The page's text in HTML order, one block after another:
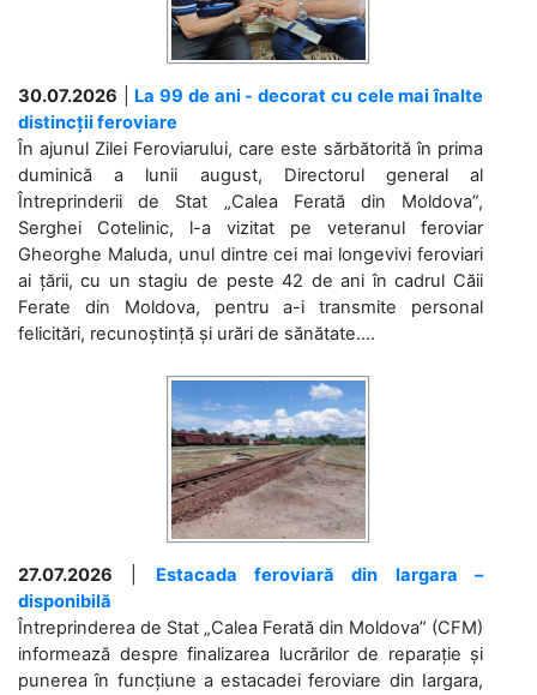
30.07.2026
La 99 de ani - decorat cu cele mai înalte
distincții feroviare
În ajunul Zilei Feroviarului, care este sărbătorită în prima
duminică a lunii august, Directorul general al
Întreprinderii de Stat „Calea Ferată din Moldova”,
Serghei Cotelinic, l-a vizitat pe veteranul feroviar
Gheorghe Maluda, unul dintre cei mai longevivi feroviari
ai țării, cu un stagiu de peste 42 de ani în cadrul Căii
Ferate din Moldova, pentru a-i transmite personal
felicitări, recunoștință și urări de sănătate....
27.07.2026
Estacada feroviară din Iargara –
disponibilă
Întreprinderea de Stat „Calea Ferată din Moldova” (CFM)
informează despre finalizarea lucrărilor de reparație și
punerea în funcțiune a estacadei feroviare din Iargara,